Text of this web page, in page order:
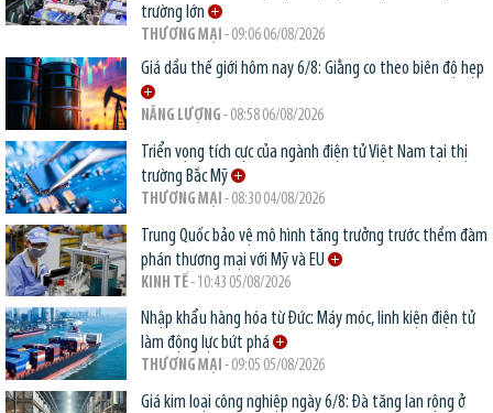
trường lớn
THƯƠNG MẠI - 09:06 06/08/2026
Giá dầu thế giới hôm nay 6/8: Giằng co theo biên độ hẹp
NĂNG LƯỢNG - 08:58 06/08/2026
Triển vọng tích cực của ngành điện tử Việt Nam tại thị
trường Bắc Mỹ
THƯƠNG MẠI - 08:30 04/08/2026
Trung Quốc bảo vệ mô hình tăng trưởng trước thềm đàm
phán thương mại với Mỹ và EU
KINH TẾ- 10:43 05/08/2026
Nhập khẩu hàng hóa từ Đức: Máy móc, linh kiện điện tử
làm động lực bứt phá
THƯƠNG MẠI - 09:05 05/08/2026
Giá kim loại công nghiệp ngày 6/8: Đà tăng lan rộng ở